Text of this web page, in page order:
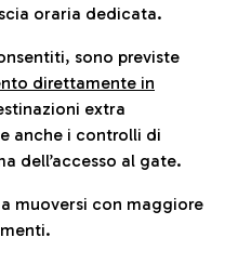
oraria dedicata.
sono previste
direttamente in
extra
anche i controlli di
dell’accesso al gate.
muoversi con maggiore